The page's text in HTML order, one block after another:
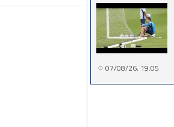
07/08/26, 19:05